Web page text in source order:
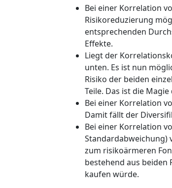
Bei einer Korrelation
Risikoreduzierung
entsprechenden
Effekte.
Liegt der
unten. Es ist nun
Risiko der beiden
Teile. Das ist die
Bei einer Korrelation
Damit fällt der
Bei einer Korrelation
Standardabweichung)
zum risikoärmeren
bestehend aus beiden
kaufen würde.